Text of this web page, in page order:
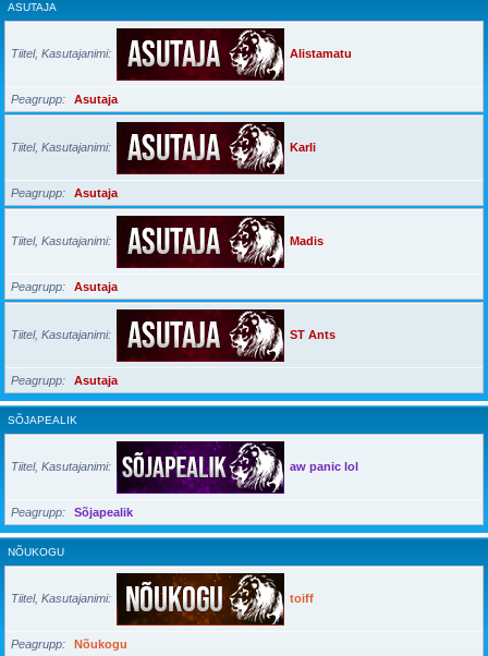
ASUTAJA
Tiitel, Kasutajanimi Alistamatu
Peagrupp Asutaja
Tiitel, Kasutajanimi Karli
Peagrupp Asutaja
Tiitel, Kasutajanimi Madis
Peagrupp Asutaja
Tiitel, Kasutajanimi ST Ants
Peagrupp Asutaja
SÕJAPEALIK
Tiitel, Kasutajanimi aw panic lol
Peagrupp Sõjapealik
NÕUKOGU
Tiitel, Kasutajanimi toiff
Peagrupp Nõukogu